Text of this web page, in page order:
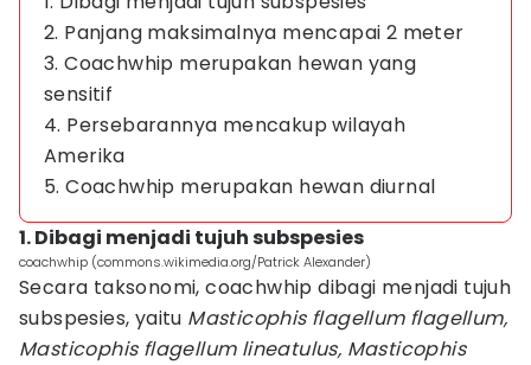
2. Panjang maksimalnya mencapai 2 meter
3. Coachwhip merupakan hewan yang
sensitif
4. Persebarannya mencakup wilayah
Amerika
5. Coachwhip merupakan hewan diurnal
1. Dibagi menjadi tujuh subspesies
coachwhip (commons.wikimedia.org/Patrick Alexander)
Secara taksonomi, coachwhip dibagi menjadi tujuh
subspesies, yaitu Masticophis flagellum flagellum,
Masticophis flagellum lineatulus, Masticophis